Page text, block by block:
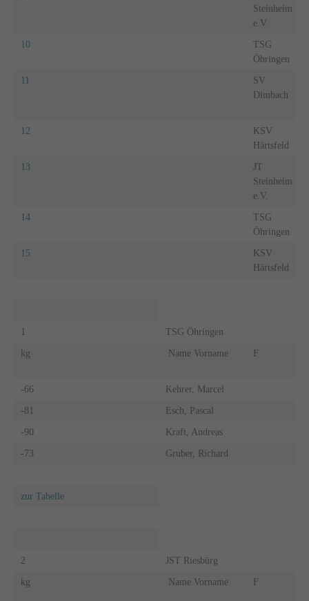
Steinheim
e.V.
10
TSG
Öhringen
11
SV
Dimbach
12
KSV
Härtsfeld
13
JT
Steinheim
e.V.
14
TSG
Öhringen
15
KSV
Härtsfeld
1 TSG Öhringen
kg Name Vorname F
-66 Kehrer, Marcel
-81 Esch, Pascal
-90 Kraft, Andreas
-73 Gruber, Richard
zur Tabelle
2 JST Riesbürg
kg Name Vorname F